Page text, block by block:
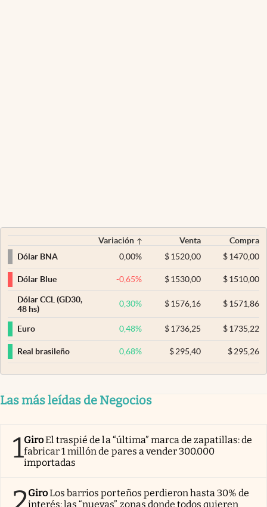
Variación Venta
Compra
Dólar BNA
0,00% $ 1520,00 $1470,00
Dólar Blue -0,65% $ 1530,00 $1510,00
Dólar CCL (GD30,
48 hs)
0,30% $ 1576,16 $1571,86
Euro 0,48% $ 1736,25 $1735,22
Real brasileño 0,68% $ 295,40 $295,26
Las más leídas de Negocios
1GiroEl traspié de la “última” marca de zapatillas: de
fabricar 1 millón de pares a vender 300.000
importadas
GiroLos barrios porteños perdieron hasta 30% de
interés: las “nuevas” zonas donde todos quieren